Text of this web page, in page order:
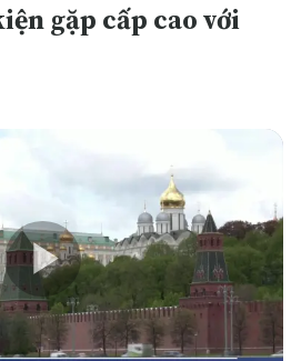
gặp cấp cao với
Play